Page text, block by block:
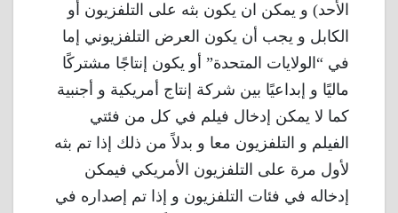
الأحد) و يمكن ان يكون بثه على التلفزيون أو
الكابل و يجب أن يكون العرض التلفزيوني إما
في “الولايات المتحدة” أو يكون إنتاجًا مشتركًا
ماليًا و إبداعيًا بين شركة إنتاج أمريكية و أجنبية
كما لا يمكن إدخال فيلم في كل من فئتي
الفيلم و التلفزيون معا و بدلاً من ذلك إذا تم بثه
لأول مرة على التلفزيون الأمريكي فيمكن
إدخاله في فئات التلفزيون و إذا تم إصداره في